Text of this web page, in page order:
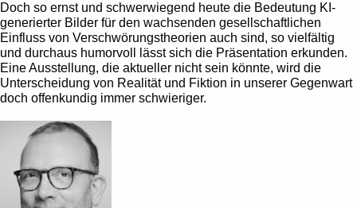
Doch so ernst und schwerwiegend heute die Bedeutung KI-
generierter Bilder für den wachsenden gesellschaftlichen
Einfluss von Verschwörungstheorien auch sind, so vielfältig
und durchaus humorvoll lässt sich die Präsentation erkunden.
Eine Ausstellung, die aktueller nicht sein könnte, wird die
Unterscheidung von Realität und Fiktion in unserer Gegenwart
doch offenkundig immer schwieriger.